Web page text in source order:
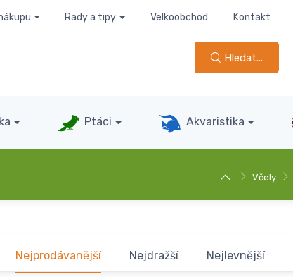
Rady a tipy Velkoobchod Kontakt
Hledat...
Ptáci Akvaristika
Včely
Nejprodávanější Nejdražší Nejlevnější